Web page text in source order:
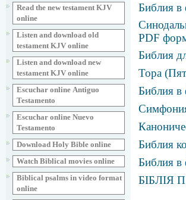
Read the new testament KJV
online
Listen and download old
testament KJV online
Listen and download new
testament KJV online
Escuchar online Аntiguo
Testamento
Escuchar online Nuevo
Testamento
Download Holy Bible online
Watch Biblical movies online
Biblical psalms in video format
online
Библия в
PDF
Библия
Тора
Библия в
Библия
Библия в
БІБЛІЯ